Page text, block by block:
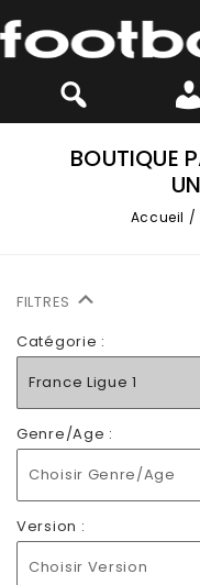
BOUTIQUE
Accueil /
FILTRES
Catégorie :
France Ligue 1
Genre/Age :
Choisir Genre/Age
Version :
Choisir Version